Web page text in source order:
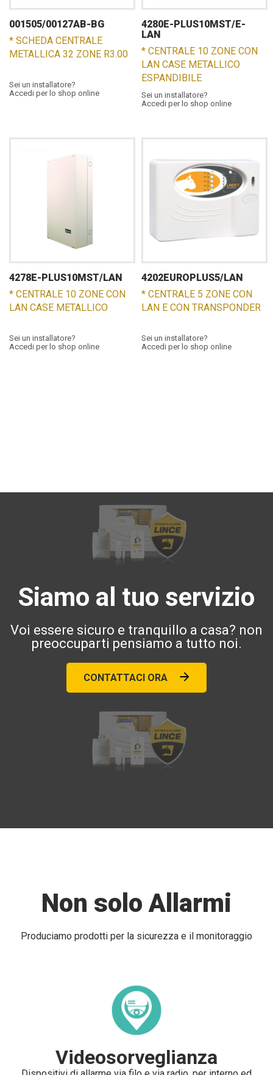
001505/00127AB-BG
* SCHEDA CENTRALE
METALLICA 32 ZONE R3.00
Sei un installatore?
Accedi per lo shop online
4280E-PLUS10MST/E-
LAN
* CENTRALE 10 ZONE CON
LAN CASE METALLICO
ESPANDIBILE
Sei un installatore?
Accedi per lo shop online
4278E-PLUS10MST/LAN
* CENTRALE 10 ZONE CON
LAN CASE METALLICO
Sei un installatore?
Accedi per lo shop online
4202EUROPLUS5/LAN
* CENTRALE 5 ZONE CON
LAN E CON TRANSPONDER
Sei un installatore?
Accedi per lo shop online
Siamo al tuo servizio
Voi essere sicuro e tranquillo a casa? non
preoccuparti pensiamo a tutto noi.
CONTATTACI ORA
Non solo Allarmi
Produciamo prodotti per la sicurezza e il monitoraggio
Videosorveglianza